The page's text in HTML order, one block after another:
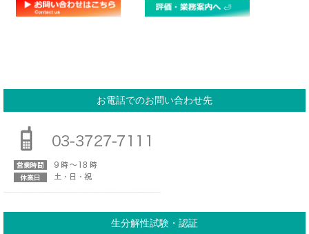
お電話でのお問い合わせ先
生分解性試験・認証